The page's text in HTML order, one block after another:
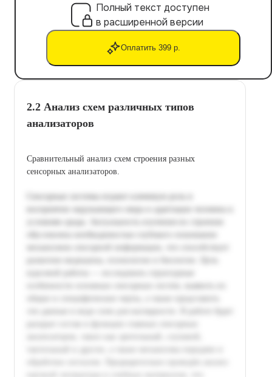
Полный текст доступен
в расширенной версии
Оплатить 399 р.
2.2 Анализ схем различных типов
анализаторов
Сравнительный анализ схем строения разных
сенсорных анализаторов.